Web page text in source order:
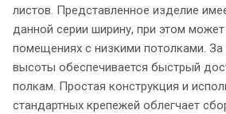
листов. Представленное изделие
данной серии ширину, при этом может
помещениях с низкими потолками.
высоты обеспечивается быстрый
полкам. Простая конструкция и
стандартных крепежей облегчает